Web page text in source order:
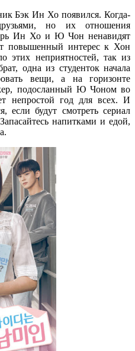
Бэк Ин Хо появился. Когда-
но их отношения
Ин Хо и Ю Чон ненавидят
повышенный интерес к Хон
этих неприятностей, так из
одна из студенток начала
вещи, а на горизонте
подосланный Ю Чоном во
непростой год для всех. И
если будут смотреть сериал
напитками и едой,